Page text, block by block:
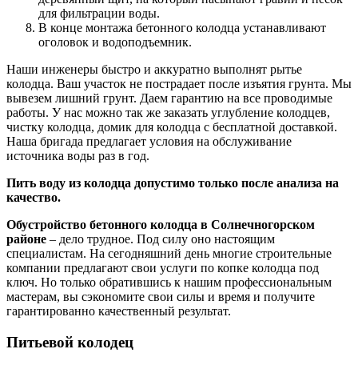
для фильтрации воды.
В конце монтажа бетонного колодца устанавливают
оголовок и водоподъемник.
Наши инженеры быстро и аккуратно выполнят рытье
колодца. Ваш участок не пострадает после изъятия грунта. Мы
вывезем лишний грунт. Даем гарантию на все проводимые
работы. У нас можно так же заказать углубление колодцев,
чистку колодца, домик для колодца с бесплатной доставкой.
Наша бригада предлагает условия на обслуживание
источника воды раз в год.
Пить воду из колодца допустимо только после анализа на
качество.
Обустройство бетонного колодца в Солнечногорском
районе – дело трудное. Под силу оно настоящим
специалистам. На сегодняшний день многие строительные
компании предлагают свои услуги по копке колодца под
ключ. Но только обратившись к нашим профессиональным
мастерам, вы сэкономите свои силы и время и получите
гарантированно качественный результат.
Питьевой колодец